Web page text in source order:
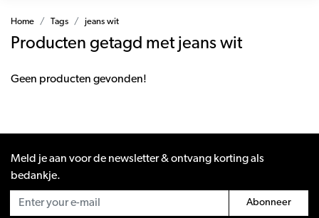
Home Tags jeans wit
Producten getagd met jeans wit
Geen producten gevonden!
Meld je aan voor de newsletter & ontvang korting als
bedankje.
Abonneer